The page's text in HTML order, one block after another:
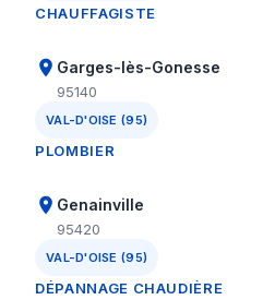
CHAUFFAGISTE
Garges-lès-Gonesse
95140
VAL-D'OISE (95)
PLOMBIER
Genainville
95420
VAL-D'OISE (95)
DÉPANNAGE CHAUDIÈRE